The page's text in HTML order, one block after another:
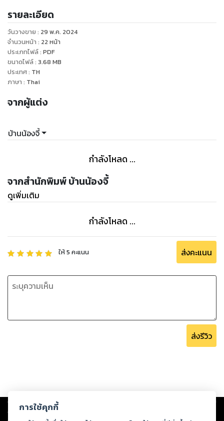
รายละเอียด
วันวางขาย : 29 พ.ค. 2024
จำนวนหน้า : 22 หน้า
ประเภทไฟล์: PDF
ขนาดไฟล์: 3.68 MB
ประเทศ: TH
ภาษา : Thai
จากผู้แต่ง
บ้านน้องจี้
กำลังโหลด ...
จากสำนักพิมพ์ บ้านน้องจี้
ดูเพิ่มเติม
กำลังโหลด ...
ให้5 คะแนน ส่งคะแนน
ส่งรีวิว
Copyright © 2026
ต่อผลงานหรือเนื้อหาใดที่อัปโหลดผ่านเว็บไซต์และปรากฏว่าละเมิดสิทธิใน
การใช้คุกกี้